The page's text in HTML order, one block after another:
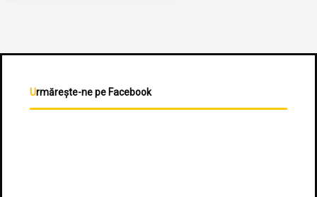
Urmărește-ne pe Facebook